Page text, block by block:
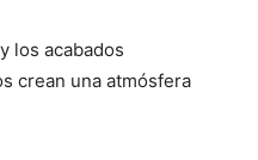
los acabados
crean una atmósfera